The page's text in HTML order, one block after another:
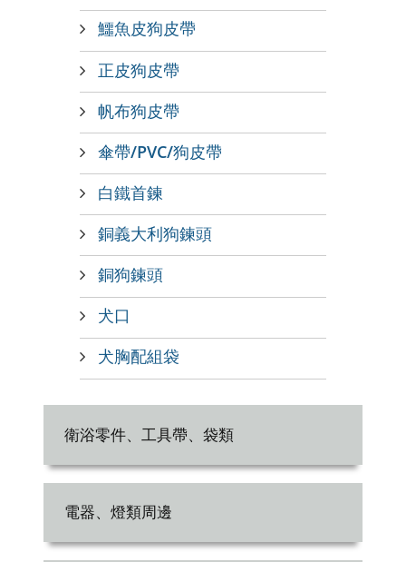
鱷魚皮狗皮帶
正皮狗皮帶
帆布狗皮帶
傘帶/PVC/狗皮帶
白鐵首鍊
銅義大利狗鍊頭
銅狗鍊頭
犬口
犬胸配組袋
衛浴零件、工具帶、袋類
電器、燈類周邊